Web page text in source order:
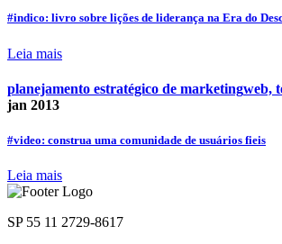
#indico: livro sobre lições de liderança na Era do
Leia mais
planejamento estratégico de marketingweb,
jan 2013
#video: construa uma comunidade de usuários fieis
Leia mais
SP 55 11 2729-8617